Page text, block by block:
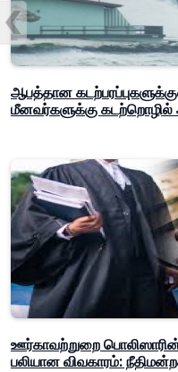
ஆபத்தான
மீனவர்களுக்கு கடற்றொழில்
ஊர்காவற்றுறை பொலிஸாரின்
பலியான விவகாரம்: